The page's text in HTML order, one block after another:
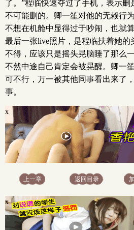
了。”程临快速夺过了手机，表示
不可能删的。卿一笙对他的无赖行
不想在机舱中显得过于吵闹，也就
最后一张live照片，是程临扶着她的
不得，应该只是摇头晃脑睡了那么
不然中途自己肯定会被晃醒。卿一
可不行，万一被其他同事看出来了
事。
x
上一章 返回目录
x